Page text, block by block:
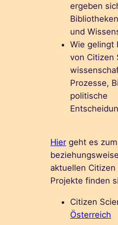
ergeben
und
Wie gelingt
von Citizen
Prozesse,
politische
Hier geht es
aktuellen
Projekte finden
Citizen
Österreich